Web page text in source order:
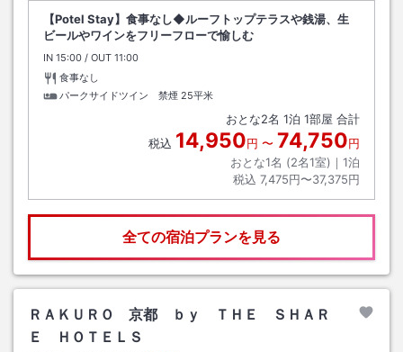
【Potel Stay】食事なし◆ルーフトップテラスや銭湯、生
ビールやワインをフリーフローで愉しむ
IN チェックイン
15:00 / OUT チェックアウト
11:00
食事なし
パークサイドツイン 禁煙 25平米
おとな2名 1泊 1部屋 合計
税込 14,950円 〜 74,750円
おとな1名 (2名1室)｜ 1泊
税込 7,475円〜37,375円
全ての宿泊プランを見る
ＲＡＫＵＲＯ 京都 ｂｙ ＴＨＥ ＳＨＡＲ
Ｅ ＨＯＴＥＬＳ